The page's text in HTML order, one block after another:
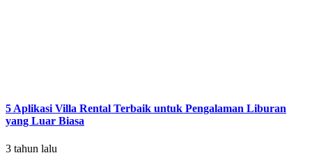
5 Aplikasi Villa Rental Terbaik untuk Pengalaman Liburan
yang Luar Biasa
3 tahun lalu